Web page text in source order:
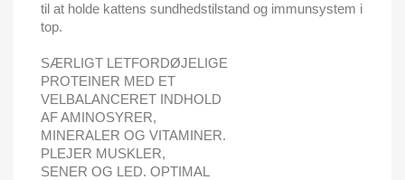
til at holde kattens sundhedstilstand og immunsystem i
top.
SÆRLIGT LETFORDØJELIGE
PROTEINER MED ET
VELBALANCERET INDHOLD
AF AMINOSYRER,
MINERALER OG VITAMINER.
PLEJER MUSKLER,
SENER OG LED. OPTIMAL